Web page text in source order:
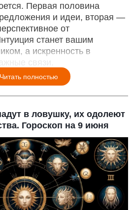
Первая половина
и идеи, вторая —
от
станет вашим
а искренность в
связи.
Читать полностью
в ловушку, их одолеют
Гороскоп на 9 июня